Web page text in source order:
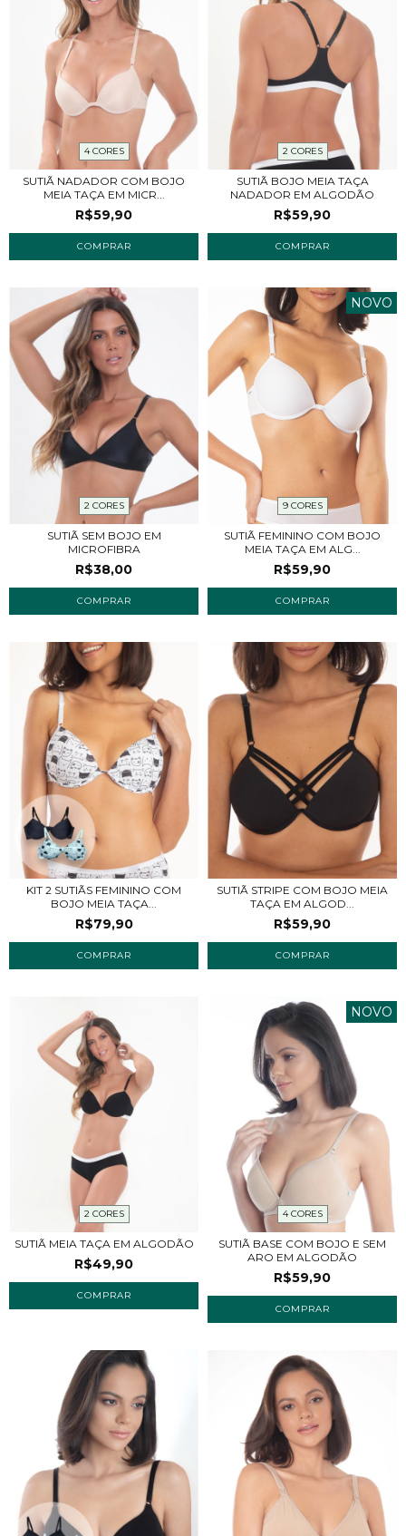
4 CORES
SUTIÃ NADADOR COM BOJO
MEIA TAÇA EM MICR...
R$59,90
COMPRAR
2 CORES
SUTIÃ BOJO MEIA TAÇA
NADADOR EM ALGODÃO
R$59,90
COMPRAR
2 CORES
SUTIÃ SEM BOJO EM
MICROFIBRA
R$38,00
COMPRAR
NOVO
9 CORES
SUTIÃ FEMININO COM BOJO
MEIA TAÇA EM ALG...
R$59,90
COMPRAR
KIT 2 SUTIÃS FEMININO COM
BOJO MEIA TAÇA...
R$79,90
COMPRAR
SUTIÃ STRIPE COM BOJO MEIA
TAÇA EM ALGOD...
R$59,90
COMPRAR
2 CORES
SUTIÃ MEIA TAÇA EM ALGODÃO
R$49,90
COMPRAR
NOVO
4 CORES
SUTIÃ BASE COM BOJO E SEM
ARO EM ALGODÃO
R$59,90
COMPRAR